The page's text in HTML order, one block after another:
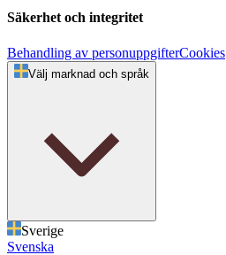
Säkerhet och integritet
Behandling av personuppgifterCookies
Välj marknad och språk
Sverige
Svenska